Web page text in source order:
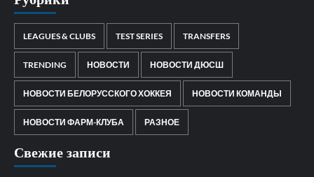
LEAGUES & CLUBS TEST SERIES TRANSFERS
TRENDING НОВОСТИ НОВОСТИ ДЮСШ
НОВОСТИ БЕЛОРУССКОГО ХОККЕЯ НОВОСТИ КОМАНДЫ
НОВОСТИ ФАРМ-КЛУБА РАЗНОЕ
Свежие записи